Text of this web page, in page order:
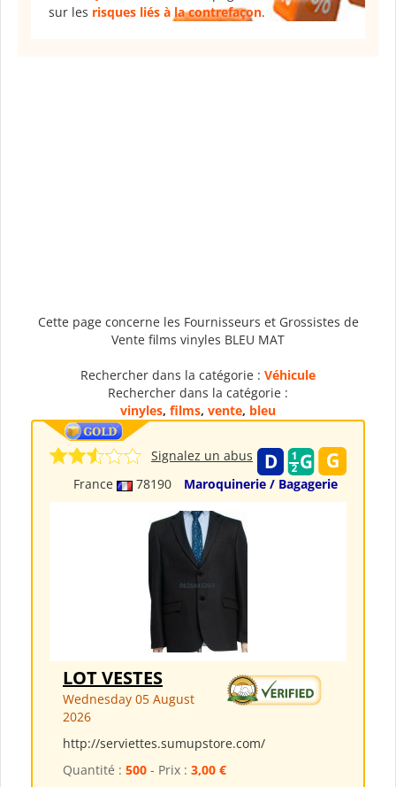
sur les risques liés à la contrefaçon.
Cette page concerne les Fournisseurs et Grossistes de
Vente films vinyles BLEU MAT
Rechercher dans la catégorie : Véhicule
Rechercher dans la catégorie :
vinyles, films, vente, bleu
France 78190 Maroquinerie / Bagagerie
Signalez un abus
LOT VESTES
Wednesday 05 August
2026
http://serviettes.sumupstore.com/
Quantité : 500 - Prix : 3,00 €